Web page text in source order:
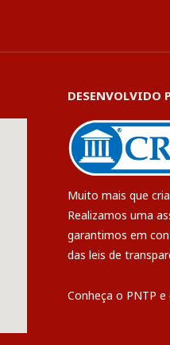
DESENVOLVIDO
Muito mais que
Realizamos uma
garantimos em
das leis de
Conheça o PNTP e